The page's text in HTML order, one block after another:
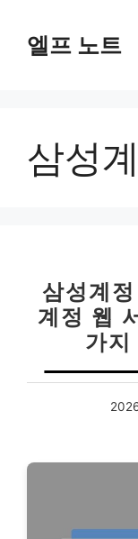
엘프 노트
삼성
삼성계
계정 웹
가지